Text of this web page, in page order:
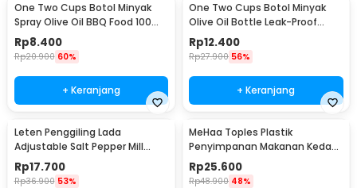
One Two Cups Botol Minyak
Spray Olive Oil BBQ Food 100ml
- HEA-1075
Rp8.400
Rp20.900 60%
+ Keranjang
One Two Cups Botol Minyak
Olive Oil Bottle Leak-Proof
300ml - KG57H
Rp12.400
Rp27.900 56%
+ Keranjang
Leten Penggiling Lada
Adjustable Salt Pepper Mill
Grinder - 9179
Rp17.700
Rp36.900 53%
MeHaa Toples Plastik
Penyimpanan Makanan Kedap
Udara Storage Jar 1.8L - YF0086
Rp25.600
Rp48.900 48%